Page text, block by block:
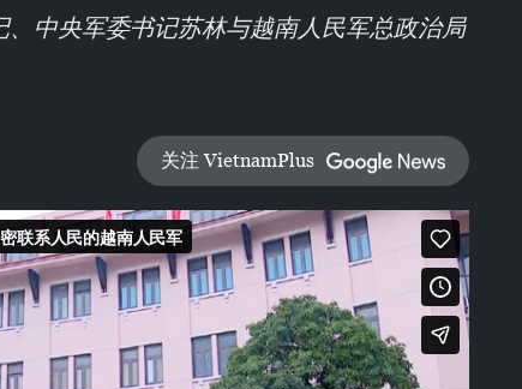
中央军委书记苏林与越南人民军总政治局
关注 VietnamPlus